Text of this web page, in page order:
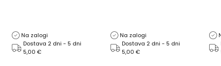
Na zalogi
Dostava 2 dni - 5 dni
5,00 €
Na zalogi
Dostava 2 dni - 5 dni
5,00 €